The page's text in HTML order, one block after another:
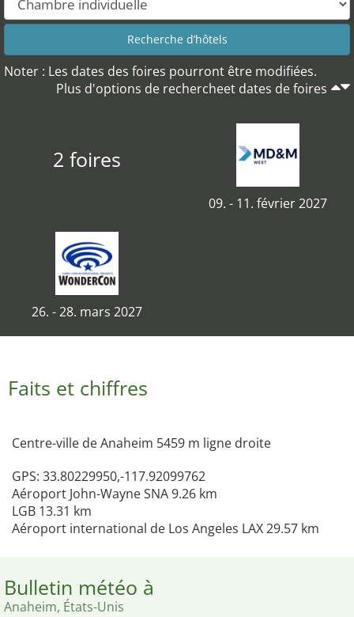
Noter : Les dates des foires pourront être modifiées.
Plus d'options de rechercheet dates de foires
2 foires
09. - 11. février 2027
26. - 28. mars 2027
Faits et chiffres
Centre-ville de Anaheim 5459 m ligne droite
GPS: 33.80229950,-117.92099762
Aéroport John-Wayne SNA 9.26 km
LGB 13.31 km
Aéroport international de Los Angeles LAX 29.57 km
Bulletin météo à
Anaheim, États-Unis